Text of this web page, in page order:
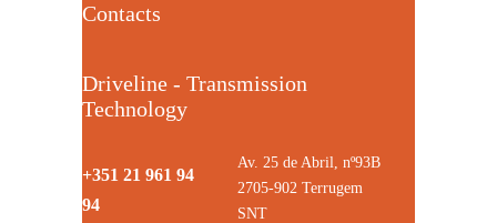
Contacts
Driveline - Transmission
Technology
+351 21 961 94
94
Av. 25 de Abril, nº93B
2705-902 Terrugem
SNT